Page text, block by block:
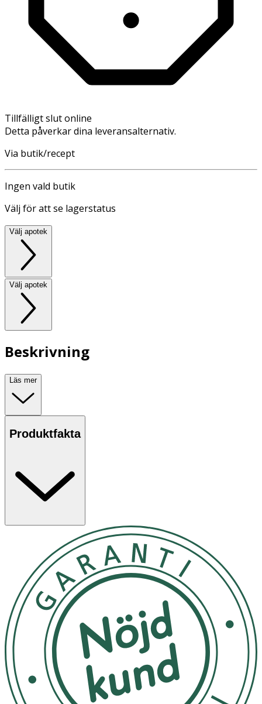
Tillfälligt slut online
Detta påverkar dina leveransalternativ.
Via butik/recept
Ingen vald butik
Välj för att se lagerstatus
Välj apotek
Välj apotek
Beskrivning
Läs mer
Produktfakta